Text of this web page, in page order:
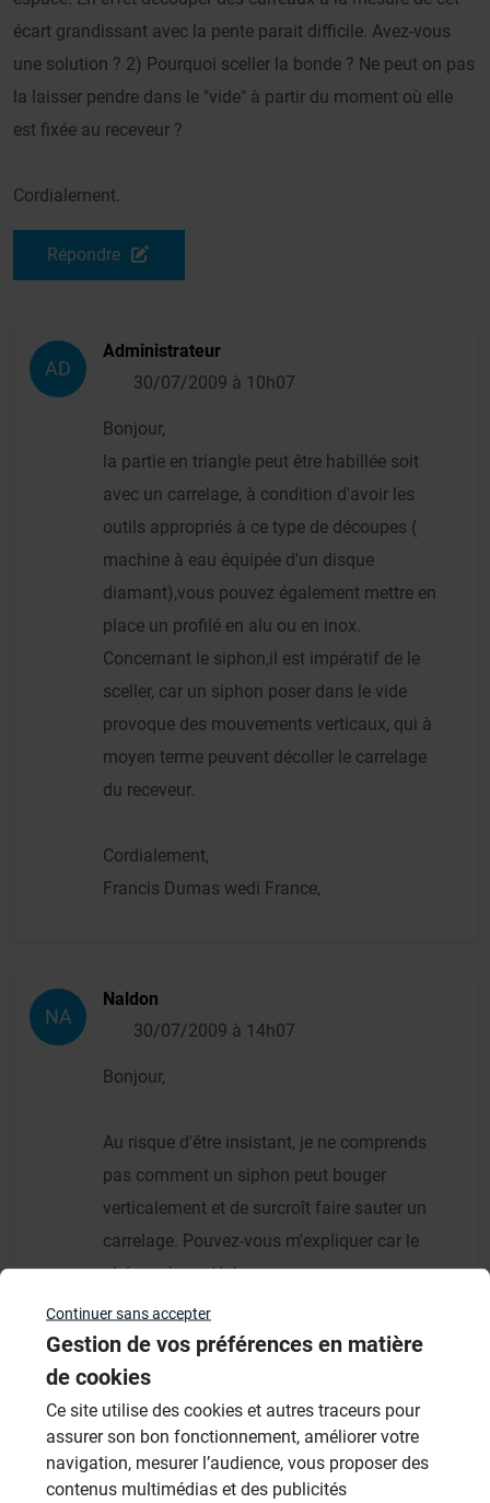
écart grandissant avec la pente parait difficile. Avez-vous
une solution ? 2) Pourquoi sceller la bonde ? Ne peut on pas
la laisser pendre dans le "vide" à partir du moment où elle
est fixée au receveur ?
Cordialement.
Répondre
AD
Administrateur
30/07/2009 à 10h07
Bonjour,
la partie en triangle peut être habillée soit
avec un carrelage, à condition d'avoir les
outils appropriés à ce type de découpes (
machine à eau équipée d'un disque
diamant),vous pouvez également mettre en
place un profilé en alu ou en inox.
Concernant le siphon,il est impératif de le
sceller, car un siphon poser dans le vide
provoque des mouvements verticaux, qui à
moyen terme peuvent décoller le carrelage
du receveur.
Cordialement,
Francis Dumas wedi France,
NA
Naldon
30/07/2009 à 14h07
Bonjour,
Au risque d'être insistant, je ne comprends
pas comment un siphon peut bouger
verticalement et de surcroît faire sauter un
carrelage. Pouvez-vous m'expliquer car le
phénomène m'échappe.
Cordialement.
Résultats - page 1 (2 résultats au total)
Continuer sans accepter
Gestion de vos préférences en matière
de cookies
Ce site utilise des cookies et autres traceurs pour
assurer son bon fonctionnement, améliorer votre
navigation, mesurer l’audience, vous proposer des
contenus multimédias et des publicités